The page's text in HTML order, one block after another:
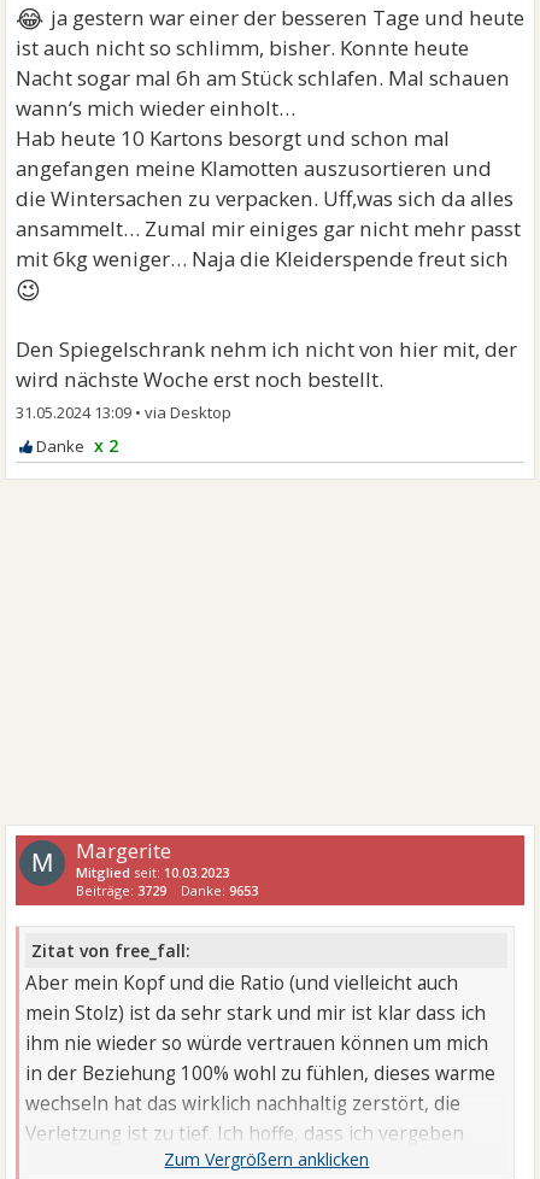
😂 ja gestern war einer der besseren Tage und heute
ist auch nicht so schlimm, bisher. Konnte heute
Nacht sogar mal 6h am Stück schlafen. Mal schauen
wann‘s mich wieder einholt…
Hab heute 10 Kartons besorgt und schon mal
angefangen meine Klamotten auszusortieren und
die Wintersachen zu verpacken. Uff,was sich da alles
ansammelt… Zumal mir einiges gar nicht mehr passt
mit 6kg weniger… Naja die Kleiderspende freut sich
😉
Den Spiegelschrank nehm ich nicht von hier mit, der
wird nächste Woche erst noch bestellt.
31.05.2024 13:09 •
x 2
M Margerite
Mitglied seit: 10.03.2023
Beiträge:3729 Danke:9653
Zitat von free_fall:
Aber mein Kopf und die Ratio (und vielleicht auch
mein Stolz) ist da sehr stark und mir ist klar dass ich
ihm nie wieder so würde vertrauen können um mich
in der Beziehung 100% wohl zu fühlen, dieses warme
wechseln hat das wirklich nachhaltig zerstört, die
Verletzung ist zu tief. Ich hoffe, dass ich vergeben
kann sobald ich wieder halbwegs auf dem Damm bin,